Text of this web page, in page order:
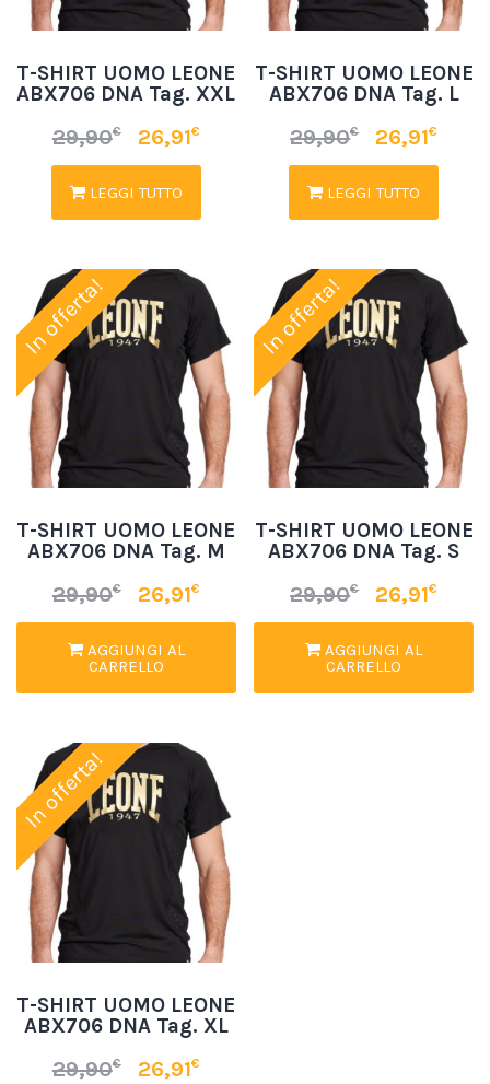
T-SHIRT UOMO LEONE
ABX706 DNA Tag. XXL
29,90€ 26,91€
LEGGI TUTTO
T-SHIRT UOMO LEONE
ABX706 DNA Tag. L
29,90€ 26,91€
LEGGI TUTTO
In offerta!
T-SHIRT UOMO LEONE
ABX706 DNA Tag. M
29,90€ 26,91€
AGGIUNGI AL
CARRELLO
In offerta!
T-SHIRT UOMO LEONE
ABX706 DNA Tag. S
29,90€ 26,91€
AGGIUNGI AL
CARRELLO
In offerta!
T-SHIRT UOMO LEONE
ABX706 DNA Tag. XL
29,90€ 26,91€